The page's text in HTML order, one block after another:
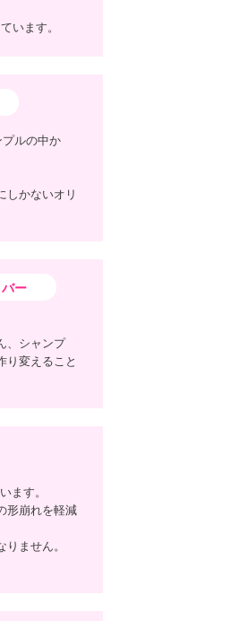
います。
ルの中か
しかないオリ
ー
、シャンプ
り変えること
ます。
形崩れを軽減
ません。